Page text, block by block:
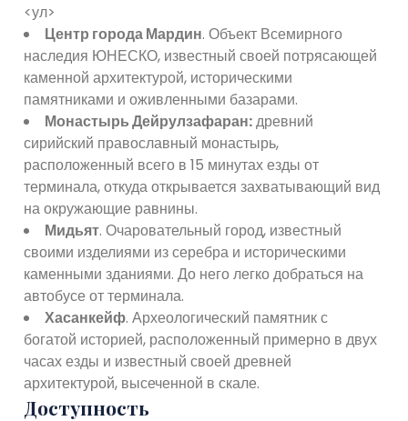
<ул>
Центр города Мардин. Объект Всемирного
наследия ЮНЕСКО, известный своей потрясающей
каменной архитектурой, историческими
памятниками и оживленными базарами.
Монастырь Дейрулзафаран:древний
сирийский православный монастырь,
расположенный всего в 15 минутах езды от
терминала, откуда открывается захватывающий вид
на окружающие равнины.
Мидьят. Очаровательный город, известный
своими изделиями из серебра и историческими
каменными зданиями. До него легко добраться на
автобусе от терминала.
Хасанкейф. Археологический памятник с
богатой историей, расположенный примерно в двух
часах езды и известный своей древней
архитектурой, высеченной в скале.
Доступность